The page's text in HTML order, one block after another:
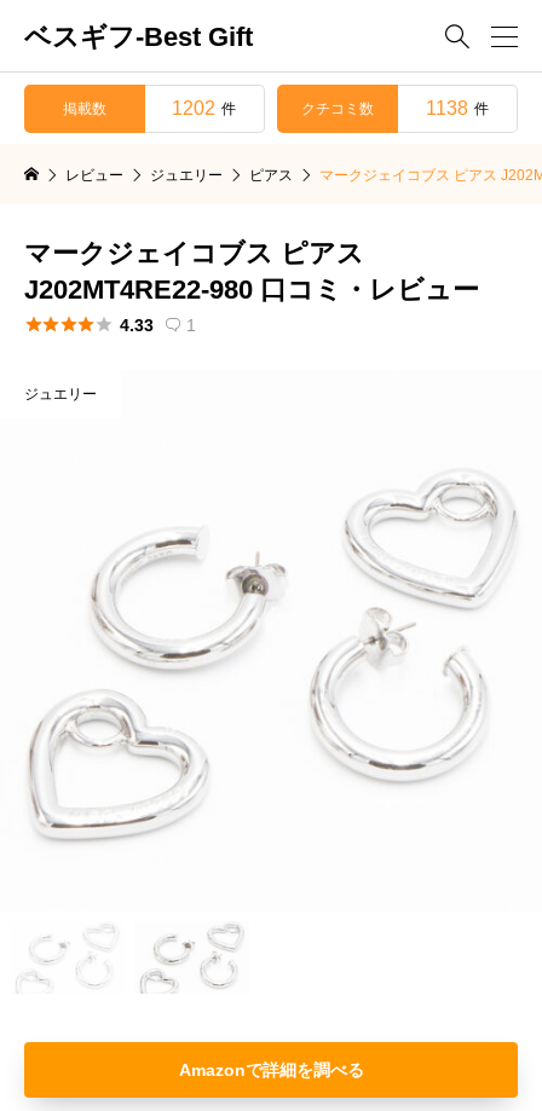
ベスギフ-Best Gift 
掲載数 1202 件 クチコミ数 1138 件
レビュー ジュエリー ピアス マークジェイコブス ピアス
マークジェイコブス ピアス
J202MT4RE22-980 口コミ・レビュー
 4.33  1
ジュエリー
Amazon